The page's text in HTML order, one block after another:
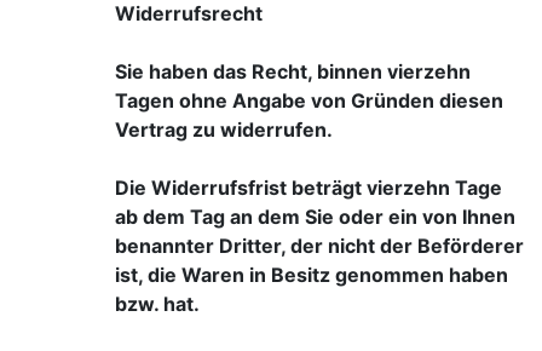
Widerrufsrecht
Sie haben das Recht, binnen vierzehn
Tagen ohne Angabe von Gründen diesen
Vertrag zu widerrufen.
Die Widerrufsfrist beträgt vierzehn Tage
ab dem Tag an dem Sie oder ein von Ihnen
benannter Dritter, der nicht der Beförderer
ist, die Waren in Besitz genommen haben
bzw. hat.